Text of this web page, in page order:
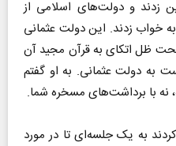
زدند و دولت‌های اسلامی از
خواب زدند. این دولت عثمانی
ظل اتکای به قرآن مجید آن
به دولت عثمانی. به او گفتم
نه با برداشت‌های مسخره شما.
به یک جلسه‌ای تا در مورد